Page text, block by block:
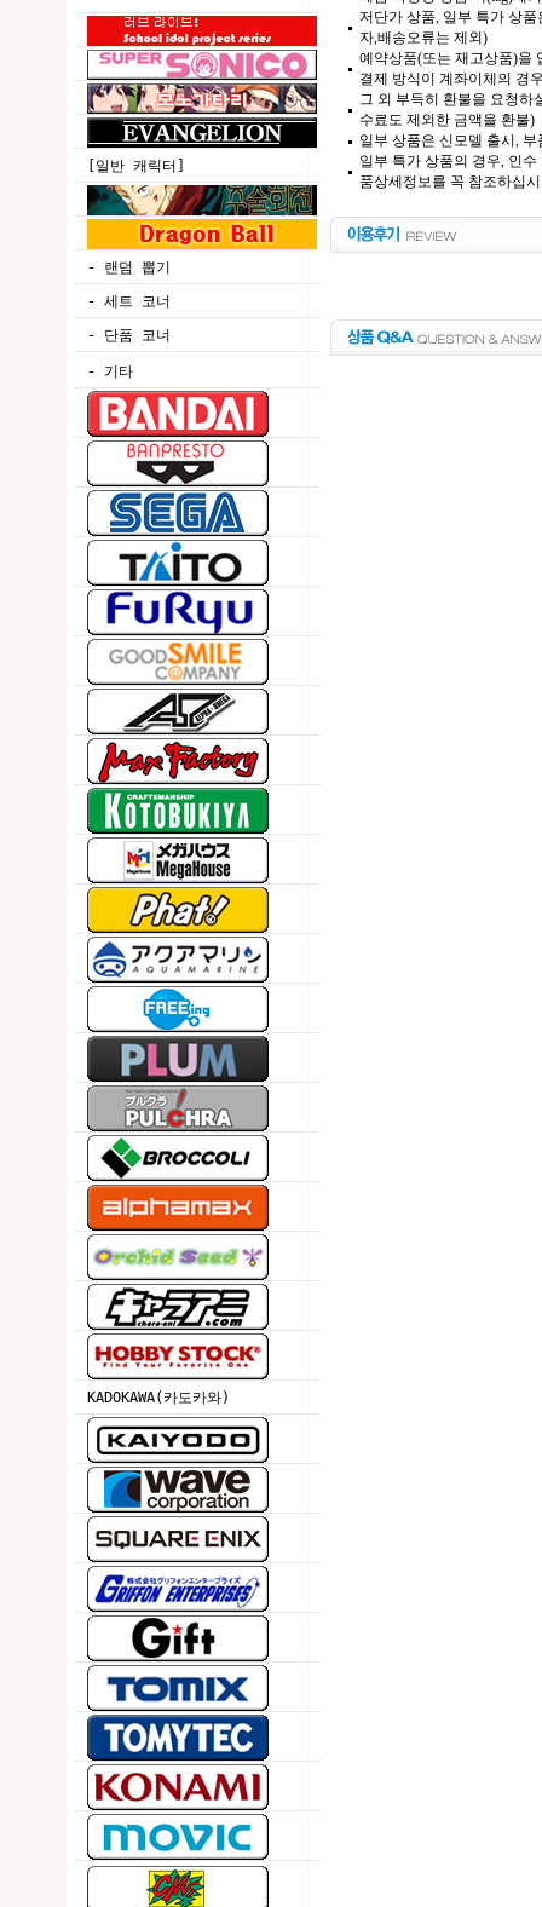
[일반 캐릭터]
- 랜덤 뽑기
- 세트 코너
- 단품 코너
- 기타
KADOKAWA(카도카와)
저단가 상품, 일부 특가 상
자,배송오류는 제외)
예약상품(또는 재고상품)을
결제 방식이 계좌이체의 경
그 외 부득히 환불을 요청하
수료도 제외한 금액을 환불)
일부 상품은 신모델 출시,
일부 특가 상품의 경우, 인
품상세정보를 꼭 참조하십